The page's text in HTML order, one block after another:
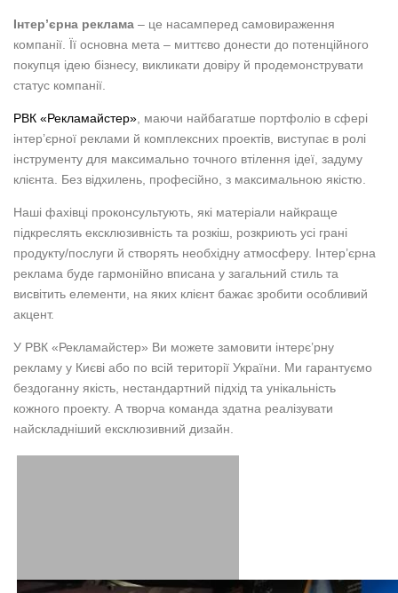
Інтер’єрна реклама – це насамперед самовираження
компанії. Її основна мета – миттєво донести до потенційного
покупця ідею бізнесу, викликати довіру й продемонструвати
статус компанії.
РВК «Рекламайстер» , маючи найбагатше портфоліо в сфері
інтер’єрної реклами й комплексних проектів, виступає в ролі
інструменту для максимально точного втілення ідеї, задуму
клієнта. Без відхилень, професійно, з максимальною якістю.
Наші фахівці проконсультують, які матеріали найкраще
підкреслять ексклюзивність та розкіш, розкриють усі грані
продукту/послуги й створять необхідну атмосферу. Інтер’єрна
реклама буде гармонійно вписана у загальний стиль та
висвітить елементи, на яких клієнт бажає зробити особливий
акцент.
У РВК «Рекламайстер» Ви можете замовити інтерє’рну
рекламу у Києві або по всій території України. Ми гарантуємо
бездоганну якість, нестандартний підхід та унікальність
кожного проекту. А творча команда здатна реалізувати
найскладніший ексклюзивний дизайн.